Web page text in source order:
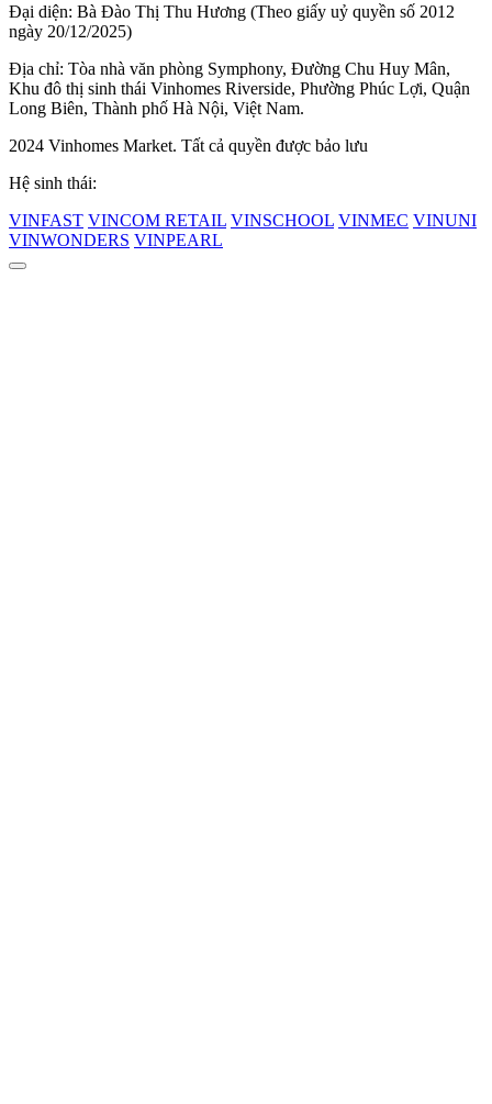
Đại diện: Bà Đào Thị Thu Hương (Theo giấy uỷ quyền số 2012
ngày 20/12/2025)
Địa chỉ: Tòa nhà văn phòng Symphony, Đường Chu Huy Mân,
Khu đô thị sinh thái Vinhomes Riverside, Phường Phúc Lợi, Quận
Long Biên, Thành phố Hà Nội, Việt Nam.
2024 Vinhomes Market. Tất cả quyền được bảo lưu
Hệ sinh thái:
VINFAST VINCOM RETAIL VINSCHOOL VINMEC VINUNI
VINWONDERS VINPEARL